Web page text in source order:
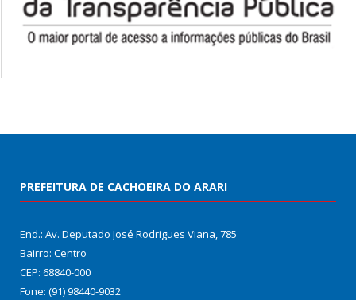
PREFEITURA DE CACHOEIRA DO ARARI
End.: Av. Deputado José Rodrigues Viana, 785
Bairro: Centro
CEP: 68840-000
Fone: (91) 98440-9032